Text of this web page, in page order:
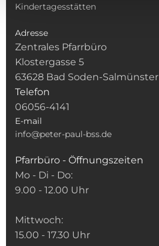
Kindertagesstätten
Adresse
Zentrales Pfarrbüro
Klostergasse 5
63628 Bad Soden-Salmünster
Telefon
06056-4141
E-mail
info@peter-paul-bss.de
Pfarrbüro - Öffnungszeiten
Mo - Di - Do:
9.00 - 12.00 Uhr
Mittwoch:
15.00 - 17.30 Uhr